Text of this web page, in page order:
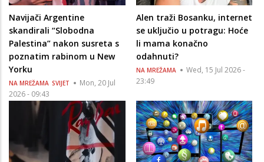
Navijači Argentine
skandirali “Slobodna
Palestina” nakon susreta s
poznatim rabinom u New
Yorku
NA MREŽAMA SVIJET
Mon, 20 Jul
2026 - 09:43
Alen traži Bosanku, internet
se uključio u potragu: Hoće
li mama konačno
odahnuti?
NA MREŽAMA
Wed, 15 Jul 2026 -
23:49